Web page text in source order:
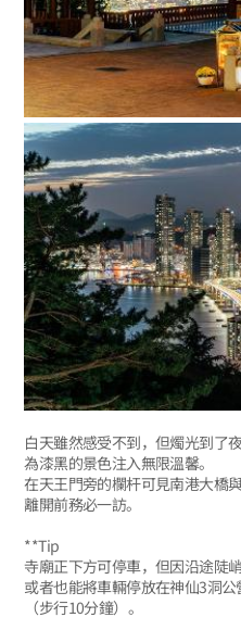
白天雖然感受不到，但燭光到了
為漆黑的景色注入無限溫馨。
在天王門旁的欄杆可見南港大橋
離開前務必一訪。
**Tip
寺廟正下方可停車，但因沿途陡
或者也能將車輛停放在神仙3洞
（步行10分鐘）。